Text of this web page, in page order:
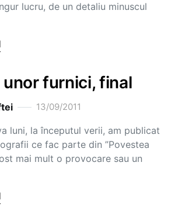
lucru, de un detaliu minuscul
unor furnici, final
13/09/2011
luni, la începutul verii, am publicat
ce fac parte din ”Povestea
mai mult o provocare sau un